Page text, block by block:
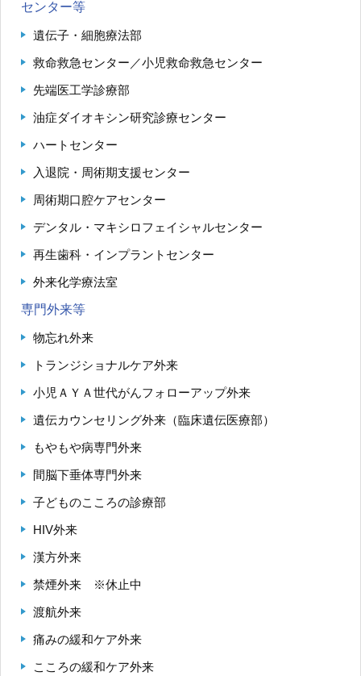
センター等
遺伝子・細胞療法部
救命救急センター／小児救命救急センター
先端医工学診療部
油症ダイオキシン研究診療センター
ハートセンター
入退院・周術期支援センター
周術期口腔ケアセンター
デンタル・マキシロフェイシャルセンター
再生歯科・インプラントセンター
外来化学療法室
専門外来等
物忘れ外来
トランジショナルケア外来
小児ＡＹＡ世代がんフォローアップ外来
遺伝カウンセリング外来（臨床遺伝医療部）
もやもや病専門外来
間脳下垂体専門外来
子どものこころの診療部
HIV外来
漢方外来
禁煙外来 ※休止中
渡航外来
痛みの緩和ケア外来
こころの緩和ケア外来